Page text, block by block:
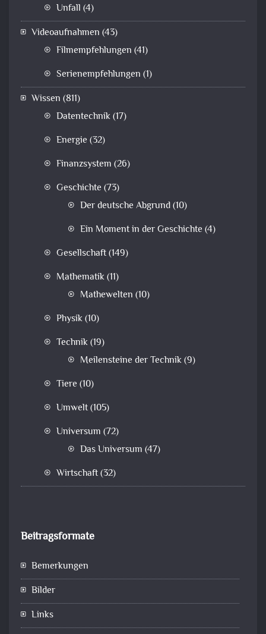
Unfall (4)
Videoaufnahmen (43)
Filmempfehlungen (41)
Serienempfehlungen (1)
Wissen (811)
Datentechnik(17)
Energie (32)
Finanzsystem (26)
Geschichte (73)
Der deutsche Abgrund(10)
Ein Moment in der Geschichte (4)
Gesellschaft(149)
Mathematik(11)
Mathewelten (10)
Physik(10)
Technik(19)
Meilensteine der Technik(9)
Tiere (10)
Umwelt(105)
Universum (72)
Das Universum (47)
Wirtschaft(32)
Beitragsformate
Bemerkungen
Bilder
Links